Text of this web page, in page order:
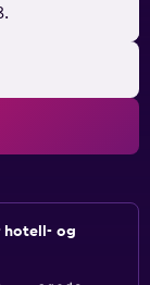
hotell- og